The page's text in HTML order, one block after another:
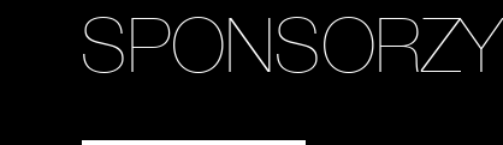
SPONSORZY